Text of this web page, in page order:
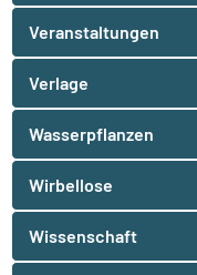
Veranstaltungen
Verlage
Wasserpflanzen
Wirbellose
Wissenschaft